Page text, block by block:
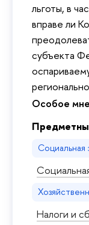
льготы, в
вправе ли
субъекта
Особое
Социальная
Налоги и